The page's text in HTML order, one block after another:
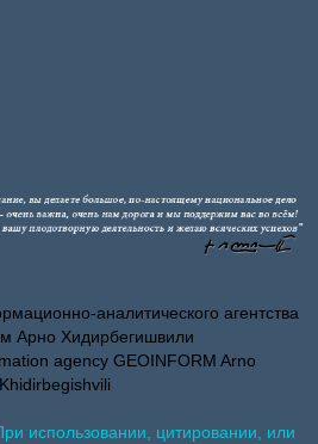
аналитического агентства
Арно Хидирбегишвили
agency GEOINFORM Arno
Khidirbegishvili
использовании, цитировании, или